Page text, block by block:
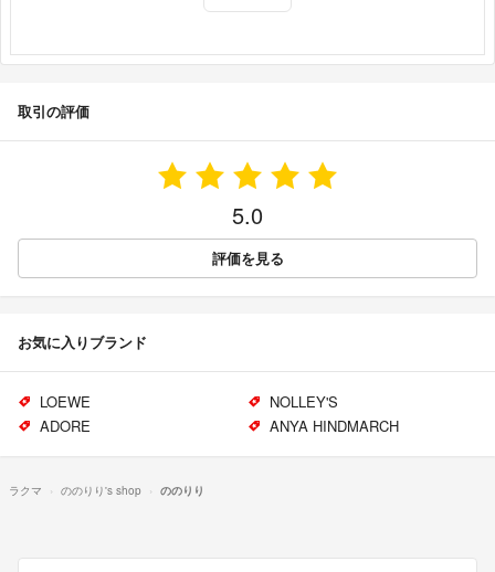
取引の評価
5.0
評価を見る
お気に入りブランド
LOEWE
NOLLEY'S
ADORE
ANYA HINDMARCH
ラクマ ののりり's shop ののりり